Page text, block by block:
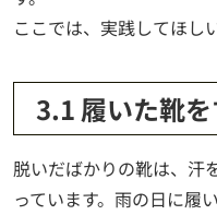
ここでは、実践してほし
3.1 履いた靴
脱いだばかりの靴は、汗
っています。雨の日に履